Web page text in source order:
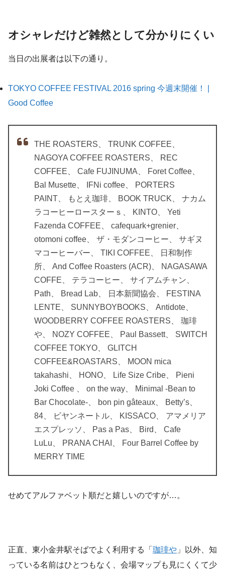
オシャレだけど雑然として分かりにくい
当日の出展者は以下の通り。
TOKYO COFFEE FESTIVAL 2016 spring 今週末開催！ |
Good Coffee
THE ROASTERS、 TRUNK COFFEE、
NAGOYA COFFEE ROASTERS、 REC
COFFEE、 Cafe FUJINUMA、 Foret Coffee、
Bal Musette、 IFNi coffee、 PORTERS
PAINT、 もとえ珈琲、 BOOK TRUCK、 ナカム
ラコーヒーロースターｓ、 KINTO、 Yeti
Fazenda COFFEE、 cafequark+grenier、
otomoni coffee、 ザ・モダンコーヒー、 サギヌ
マコーヒーバー、 TIKI COFFEE、 日和制作
所、 And Coffee Roasters (ACR)、 NAGASAWA
COFFE、 テラコーヒー、 サイアムチャン、
Path、 Bread Lab、 日本新聞協会、 FESTINA
LENTE、 SUNNYBOYBOOKS、 Antidote、
WOODBERRY COFFEE ROASTERS、 珈琲
や、 NOZY COFFEE、 Paul Bassett、 SWITCH
COFFEE TOKYO、 GLITCH
COFFEE&ROASTARS、 MOON mica
takahashi、 HONO、 Life Size Cribe、 Pieni
Joki Coffee 、 on the way、 Minimal -Bean to
Bar Chocolate-、 bon pin gâteaux、 Betty’s、
84、 ビヤンネートル、 KISSACO、 アマメリア
エスプレッソ、 Pas a Pas、 Bird、 Cafe
LuLu、 PRANA CHAI、 Four Barrel Coffee by
MERRY TIME
せめてアルファベット順だと嬉しいのですが…。
正直、東小金井駅そばでよく利用する「 珈琲や 」以外、知
っている名前はひとつもなく、会場マップも見にくくて少